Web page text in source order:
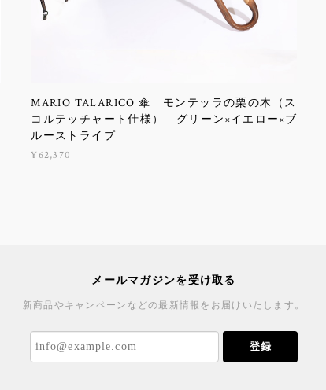
MARIO TALARICO 傘 モンテッラの栗の木（ス
コルテッチャート仕様） グリーン×イエロー×ブ
ルーストライプ
¥62,370
メールマガジンを受け取る
新商品やキャンペーンなどの最新情報をお届けいたします。
登録